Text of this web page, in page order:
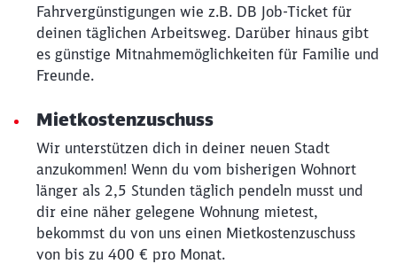
Fahrvergünstigungen wie z.B. DB Job-Ticket für
deinen täglichen Arbeitsweg. Darüber hinaus gibt
es günstige Mitnahmemöglichkeiten für Familie und
Freunde.
Mietkostenzuschuss
Wir unterstützen dich in deiner neuen Stadt
anzukommen! Wenn du vom bisherigen Wohnort
länger als 2,5 Stunden täglich pendeln musst und
dir eine näher gelegene Wohnung mietest,
bekommst du von uns einen Mietkostenzuschuss
von bis zu 400 € pro Monat.
Abbrechen Weiter